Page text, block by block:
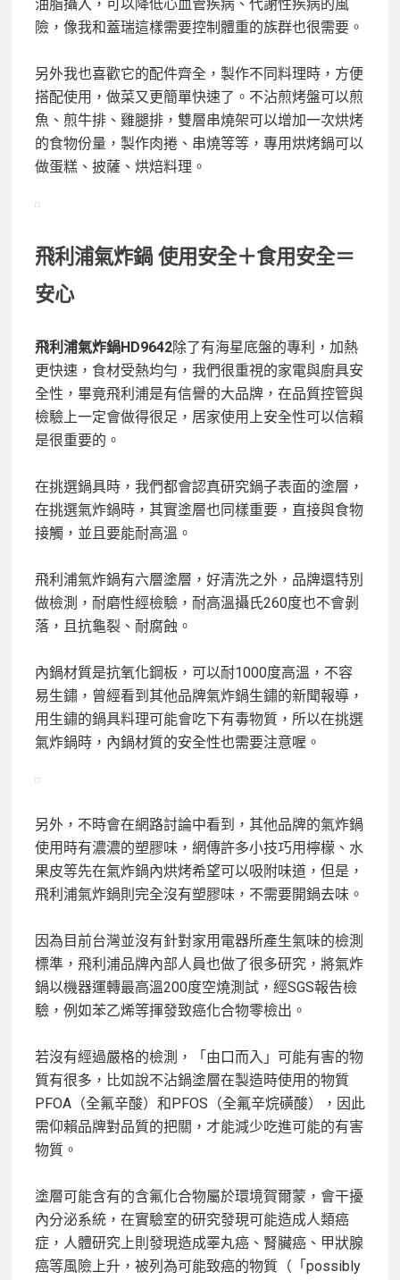
油脂攝入，可以降低心血管疾病、代謝性疾病的風
險，像我和蓋瑞這樣需要控制體重的族群也很需要。
另外我也喜歡它的配件齊全，製作不同料理時，方便
搭配使用，做菜又更簡單快速了。不沾煎烤盤可以煎
魚、煎牛排、雞腿排，雙層串燒架可以增加一次烘烤
的食物份量，製作肉捲、串燒等等，專用烘烤鍋可以
做蛋糕、披薩、烘焙料理。
飛利浦氣炸鍋 使用安全＋食用安全＝
安心
飛利浦氣炸鍋HD9642除了有海星底盤的專利，加熱
更快速，食材受熱均勻，我們很重視的家電與廚具安
全性，畢竟飛利浦是有信譽的大品牌，在品質控管與
檢驗上一定會做得很足，居家使用上安全性可以信賴
是很重要的。
在挑選鍋具時，我們都會認真研究鍋子表面的塗層，
在挑選氣炸鍋時，其實塗層也同樣重要，直接與食物
接觸，並且要能耐高溫。
飛利浦氣炸鍋有六層塗層，好清洗之外，品牌還特別
做檢測，耐磨性經檢驗，耐高溫攝氏260度也不會剝
落，且抗龜裂、耐腐蝕。
內鍋材質是抗氧化鋼板，可以耐1000度高溫，不容
易生鏽，曾經看到其他品牌氣炸鍋生鏽的新聞報導，
用生鏽的鍋具料理可能會吃下有毒物質，所以在挑選
氣炸鍋時，內鍋材質的安全性也需要注意喔。
另外，不時會在網路討論中看到，其他品牌的氣炸鍋
使用時有濃濃的塑膠味，網傳許多小技巧用檸檬、水
果皮等先在氣炸鍋內烘烤希望可以吸附味道，但是，
飛利浦氣炸鍋則完全沒有塑膠味，不需要開鍋去味。
因為目前台灣並沒有針對家用電器所產生氣味的檢測
標準，飛利浦品牌內部人員也做了很多研究，將氣炸
鍋以機器運轉最高溫200度空燒測試，經SGS報告檢
驗，例如苯乙烯等揮發致癌化合物零檢出。
若沒有經過嚴格的檢測，「由口而入」可能有害的物
質有很多，比如說不沾鍋塗層在製造時使用的物質
PFOA（全氟辛酸）和PFOS（全氟辛烷磺酸），因此
需仰賴品牌對品質的把關，才能減少吃進可能的有害
物質。
塗層可能含有的含氟化合物屬於環境賀爾蒙，會干擾
內分泌系統，在實驗室的研究發現可能造成人類癌
症，人體研究上則發現造成睪丸癌、腎臟癌、甲狀腺
癌等風險上升，被列為可能致癌的物質（「possibly